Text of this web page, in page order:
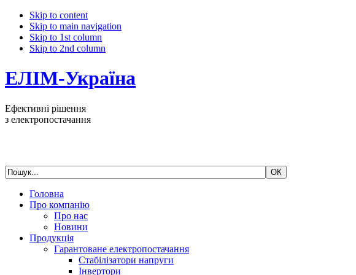
Skip to content
Skip to main navigation
Skip to 1st column
Skip to 2nd column
ЕЛІМ-Україна
Ефективні рішення
з електропостачання
Головна
Про компанію
Про нас
Новини
Продукція
Гарантоване електропостачання
Стабілізатори напруги
Інвертори